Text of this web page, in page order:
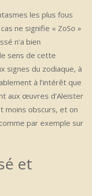
les plus fous
ne signifie « ZoSo »
n’a bien
sens de cette
signes du zodiaque, à
à l’intérêt que
aux œuvres d’Aleister
moins obscurs, et on
par exemple sur
et